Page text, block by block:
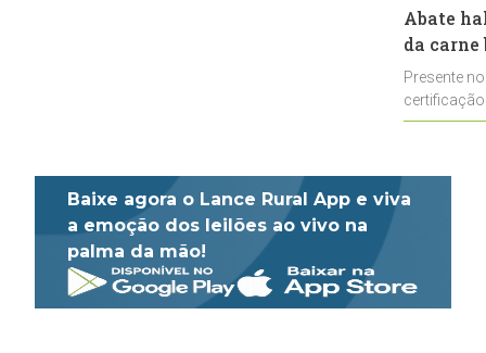
Abate
da
Presente
Baixe agora o Lance Rural App e viva
a emoção dos leilões ao vivo na
palma da mão!